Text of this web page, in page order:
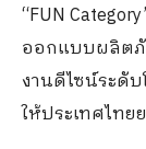
“FUN
ออกแบบผลิตภั
งานดีไซน์ระดับ
ให้ประเทศไท